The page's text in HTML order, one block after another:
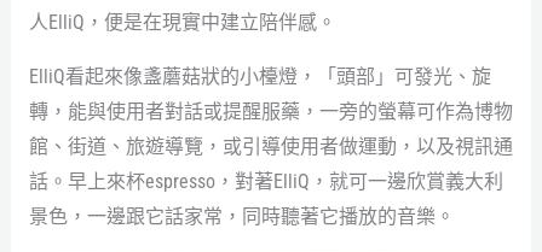
人ElliQ，便是在現實中建立陪伴感。
ElliQ看起來像盞蘑菇狀的小檯燈，「頭部」可發光、旋
轉，能與使用者對話或提醒服藥，一旁的螢幕可作為博物
館、街道、旅遊導覽，或引導使用者做運動，以及視訊通
話。早上來杯espresso，對著ElliQ，就可一邊欣賞義大利
景色，一邊跟它話家常，同時聽著它播放的音樂。